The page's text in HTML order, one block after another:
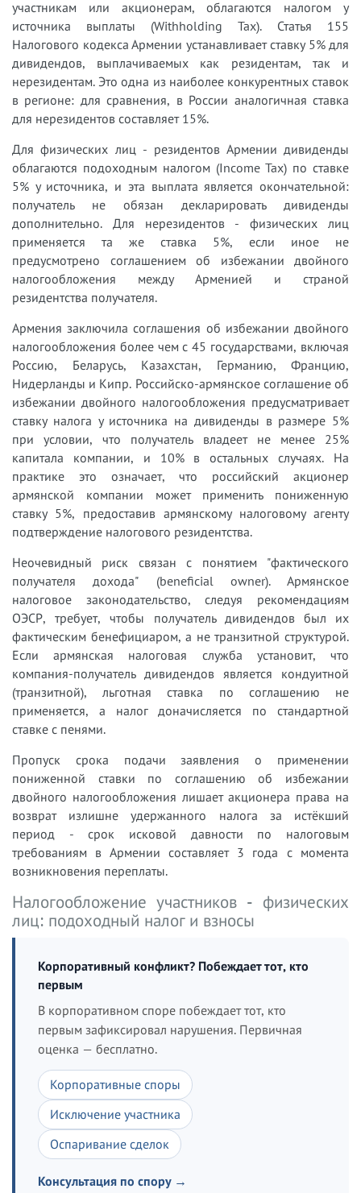
участникам или акционерам, облагаются налогом у
источника выплаты (Withholding Tax). Статья 155
Налогового кодекса Армении устанавливает ставку 5% для
дивидендов, выплачиваемых как резидентам, так и
нерезидентам. Это одна из наиболее конкурентных ставок
в регионе: для сравнения, в России аналогичная ставка
для нерезидентов составляет 15%.
Для физических лиц - резидентов Армении дивиденды
облагаются подоходным налогом (Income Tax) по ставке
5% у источника, и эта выплата является окончательной:
получатель не обязан декларировать дивиденды
дополнительно. Для нерезидентов - физических лиц
применяется та же ставка 5%, если иное не
предусмотрено соглашением об избежании двойного
налогообложения между Арменией и страной
резидентства получателя.
Армения заключила соглашения об избежании двойного
налогообложения более чем с 45 государствами, включая
Россию, Беларусь, Казахстан, Германию, Францию,
Нидерланды и Кипр. Российско-армянское соглашение об
избежании двойного налогообложения предусматривает
ставку налога у источника на дивиденды в размере 5%
при условии, что получатель владеет не менее 25%
капитала компании, и 10% в остальных случаях. На
практике это означает, что российский акционер
армянской компании может применить пониженную
ставку 5%, предоставив армянскому налоговому агенту
подтверждение налогового резидентства.
Неочевидный риск связан с понятием "фактического
получателя дохода" (beneficial owner). Армянское
налоговое законодательство, следуя рекомендациям
ОЭСР, требует, чтобы получатель дивидендов был их
фактическим бенефициаром, а не транзитной структурой.
Если армянская налоговая служба установит, что
компания-получатель дивидендов является кондуитной
(транзитной), льготная ставка по соглашению не
применяется, а налог доначисляется по стандартной
ставке с пенями.
Пропуск срока подачи заявления о применении
пониженной ставки по соглашению об избежании
двойного налогообложения лишает акционера права на
возврат излишне удержанного налога за истёкший
период - срок исковой давности по налоговым
требованиям в Армении составляет 3 года с момента
возникновения переплаты.
Налогообложение участников - физических
лиц: подоходный налог и взносы
Корпоративный конфликт? Побеждает тот, кто
первым
В корпоративном споре побеждает тот, кто
первым зафиксировал нарушения. Первичная
оценка — бесплатно.
Корпоративные споры
Исключение участника
Оспаривание сделок
Консультация по спору →